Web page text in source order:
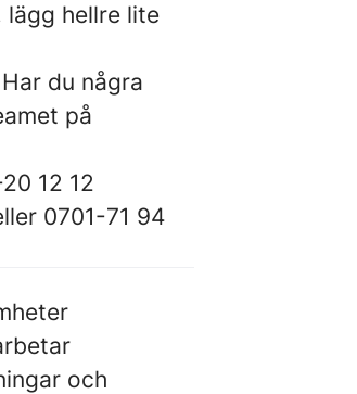
hellre lite
du några
på
12 12
0701-71 94
och